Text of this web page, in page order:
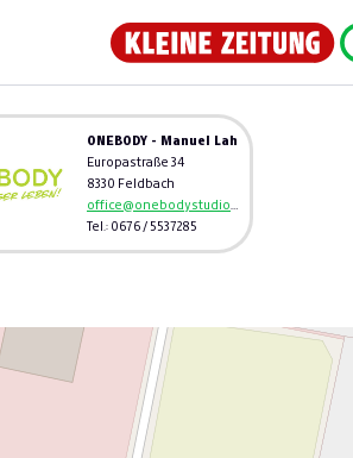
ONEBODY - Manuel Lah
Europastraße 34
8330 Feldbach
Tel.: 0676 / 5537285